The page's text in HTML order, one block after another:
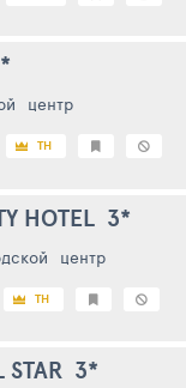
центр
TH
HOTEL 3*
центр
TH
STAR 3*